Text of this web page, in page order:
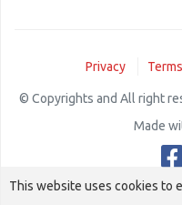
Privacy
© Copyrights and All right
Made
This website uses cookies to